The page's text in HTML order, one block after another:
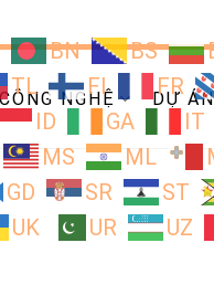
BN BS
TL FI FR
ID GA IT
MS ML
GD SR ST
UK UR UZ
NGHỆ DỰ